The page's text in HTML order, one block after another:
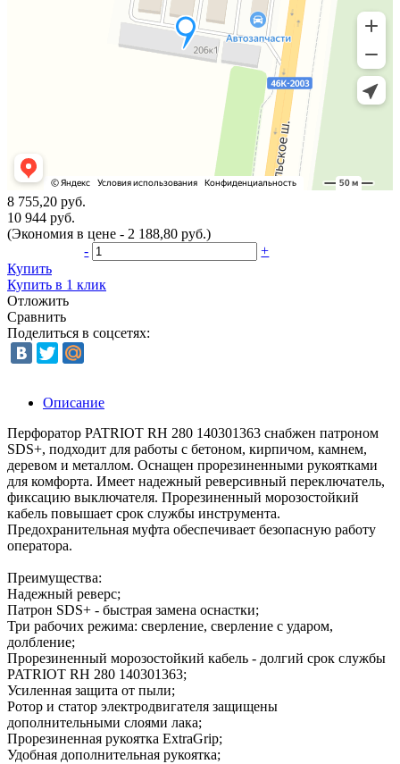
8 755,20 руб.
10 944 руб.
(Экономия в цене - 2 188,80 руб.)
-
+
Купить
Купить в 1 клик
Отложить
Сравнить
Поделиться в соцсетях:
Описание
Перфоратор PATRIOT RH 280 140301363 снабжен патроном
SDS+, подходит для работы с бетоном, кирпичом, камнем,
деревом и металлом. Оснащен прорезиненными рукоятками
для комфорта. Имеет надежный реверсивный переключатель,
фиксацию выключателя. Прорезиненный морозостойкий
кабель повышает срок службы инструмента.
Предохранительная муфта обеспечивает безопасную работу
оператора.
Преимущества:
Надежный реверс;
Патрон SDS+ - быстрая замена оснастки;
Три рабочих режима: сверление, сверление с ударом,
долбление;
Прорезиненный морозостойкий кабель - долгий срок службы
PATRIOT RH 280 140301363;
Усиленная защита от пыли;
Ротор и статор электродвигателя защищены
дополнительными слоями лака;
Прорезиненная рукоятка ExtraGrip;
Удобная дополнительная рукоятка;